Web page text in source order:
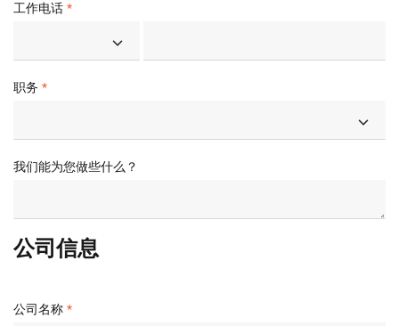
工作电话
职务
我们能为您做些什么？
公司信息
公司名称